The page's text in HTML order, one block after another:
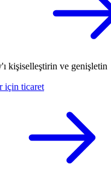
kişiselleştirin ve genişletin
için ticaret